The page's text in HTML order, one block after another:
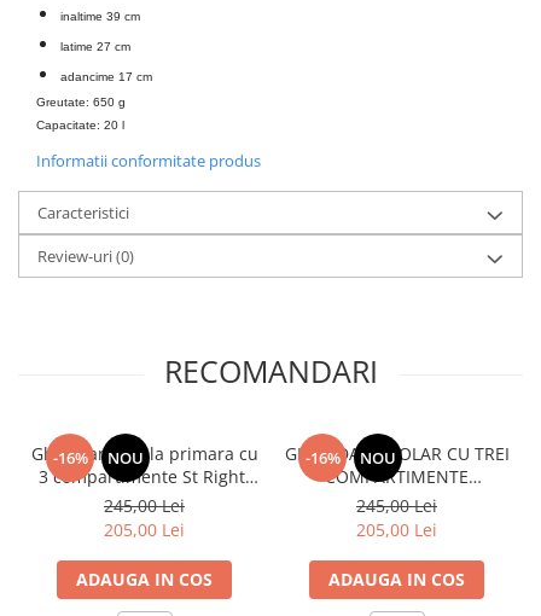
inaltime 39 cm
latime 27 cm
adancime 17 cm
Greutate: 650 g
Capacitate: 20 l
Informatii conformitate produs
Caracteristici
Review-uri(0)
RECOMANDARI
-16% NOU
Ghiozdan scoala primara cu
3 compartimente St Right.
Footbal BP26
245,00 Lei
205,00 Lei
ADAUGA IN COS
-16% NOU
GHIOZDAN ȘCOLAR CU TREI
COMPARTIMENTE
DERFORM BACKUP MODEL
X LEGEND DRAGON
245,00 Lei
205,00 Lei
ADAUGA IN COS